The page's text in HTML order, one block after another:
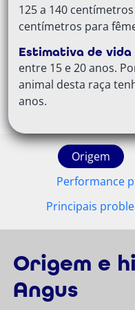
125 a 140
centímetros para
Estimativa de vida
entre 15 e 20 anos.
animal desta raça
anos.
Origem
Performance
Principais
Origem e
Angus